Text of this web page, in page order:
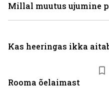
Rooma õelaimast
Millal muutus ujumine
Kas heeringas ikka